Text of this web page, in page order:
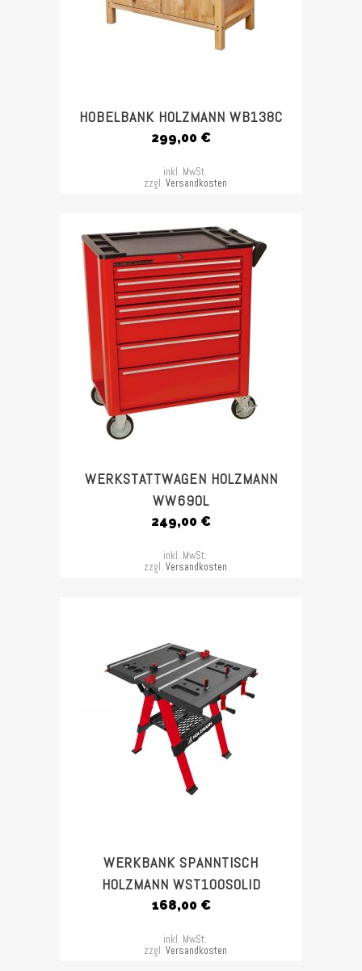
HOBELBANK HOLZMANN WB138C
299,00 €
inkl. MwSt.
zzgl. Versandkosten
WERKSTATTWAGEN HOLZMANN
WW690L
249,00 €
inkl. MwSt.
zzgl. Versandkosten
WERKBANK SPANNTISCH
HOLZMANN WST100SOLID
168,00 €
inkl. MwSt.
zzgl. Versandkosten